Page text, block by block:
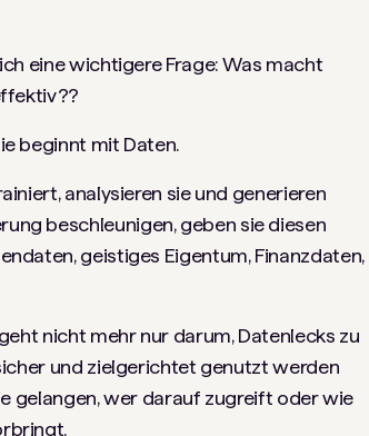
eine wichtigere Frage: Was macht
beginnt mit Daten.
analysieren sie und generieren
beschleunigen, geben sie diesen
geistiges Eigentum, Finanzdaten,
nicht mehr nur darum, Datenlecks zu
und zielgerichtet genutzt werden
gelangen, wer darauf zugreift oder wie